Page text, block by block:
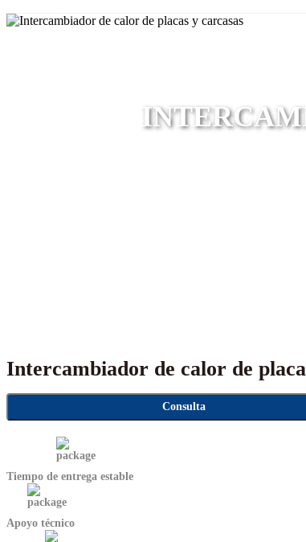
Intercambiador de calor de
Consulta
Tiempo de entrega estable
Apoyo técnico